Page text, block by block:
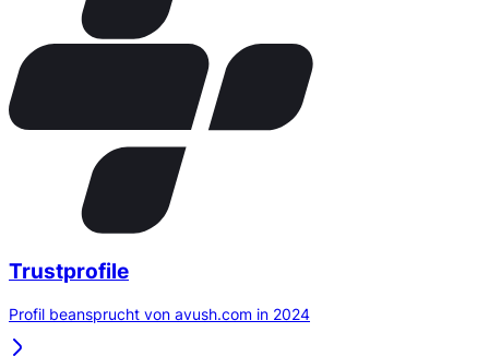
Trustprofile
Profil beansprucht von avush.com in 2024